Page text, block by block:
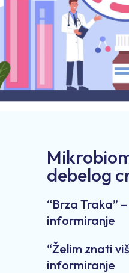
debelog
“Brza Traka”
informiranje
“Želim znati
informiranje